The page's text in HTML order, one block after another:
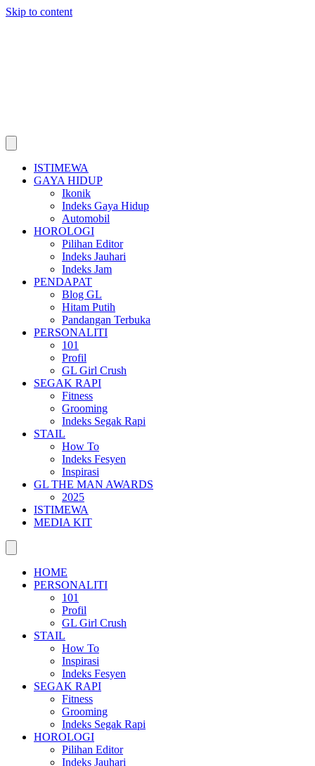
Skip to content
ISTIMEWA
GAYA HIDUP
Ikonik
Indeks Gaya Hidup
Automobil
HOROLOGI
Pilihan Editor
Indeks Jauhari
Indeks Jam
PENDAPAT
Blog GL
Hitam Putih
Pandangan Terbuka
PERSONALITI
101
Profil
GL Girl Crush
SEGAK RAPI
Fitness
Grooming
Indeks Segak Rapi
STAIL
How To
Indeks Fesyen
Inspirasi
GL THE MAN AWARDS
2025
ISTIMEWA
MEDIA KIT
HOME
PERSONALITI
101
Profil
GL Girl Crush
STAIL
How To
Inspirasi
Indeks Fesyen
SEGAK RAPI
Fitness
Grooming
Indeks Segak Rapi
HOROLOGI
Pilihan Editor
Indeks Jauhari